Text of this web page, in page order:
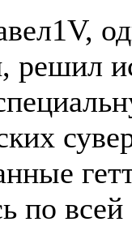
V,
решил
по